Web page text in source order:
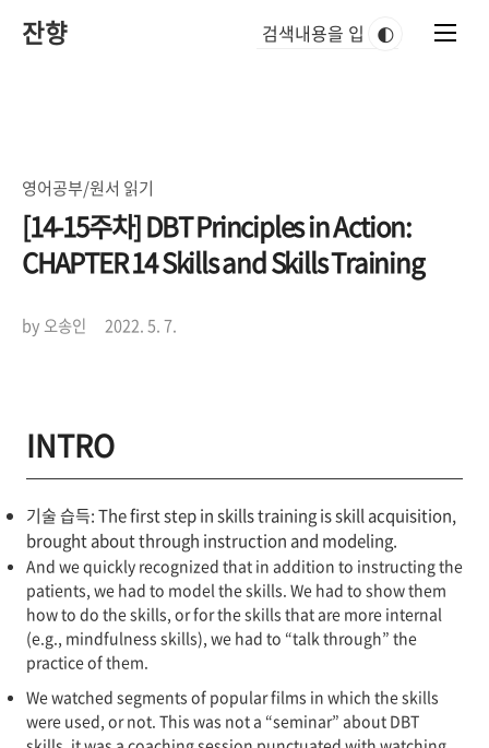
잔향 🌓
영어공부/원서 읽기
[14-15주차] DBT Principles in Action:
CHAPTER 14 Skills and Skills Training
by 오송인 2022. 5. 7.
INTRO
기술 습득: The first step in skills training is skill acquisition,
brought about through instruction and modeling.
And we quickly recognized that in addition to instructing the
patients, we had to model the skills. We had to show them
how to do the skills, or for the skills that are more internal
(e.g., mindfulness skills), we had to “talk through” the
practice of them.
We watched segments of popular films in which the skills
were used, or not. This was not a “seminar” about DBT